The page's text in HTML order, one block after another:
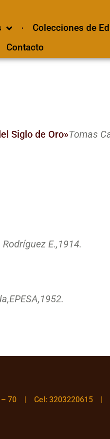
Colecciones de
Contacto
Siglo de Oro»Tomas
E.,1914.
EPESA,1952.
– 70 | Cel: 3203220615